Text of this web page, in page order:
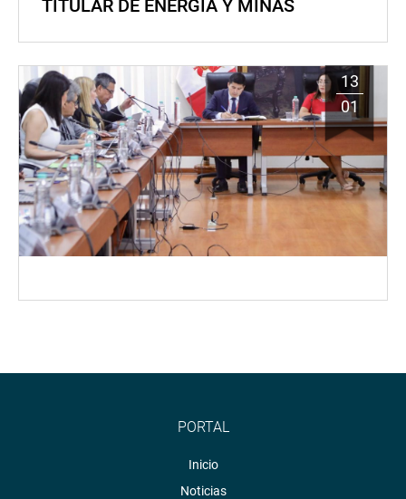
TITULAR DE ENERGÍA Y MINAS
13
01
PORTAL
Inicio
Noticias